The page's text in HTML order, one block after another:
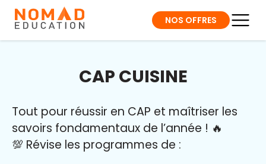
NOS OFFRES
CAP CUISINE
Tout pour réussir en CAP et maîtriser les
savoirs fondamentaux de l’année ! 🔥
💯 Révise les programmes de :